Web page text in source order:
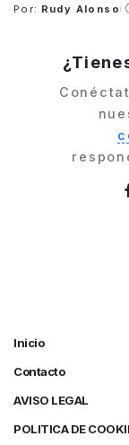
Posted
Por: Rudy Alonso
Inicio
Contacto
AVISO LEGAL
POLITICA DE